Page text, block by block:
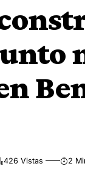
426 Vistas 2